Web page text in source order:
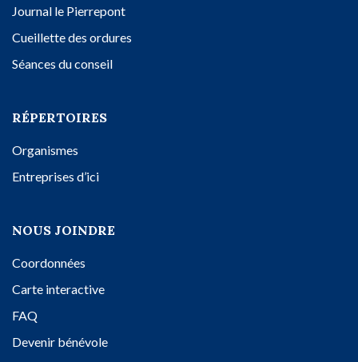
Journal le Pierrepont
Cueillette des ordures
Séances du conseil
RÉPERTOIRES
Organismes
Entreprises d’ici
NOUS JOINDRE
Coordonnées
Carte interactive
FAQ
Devenir bénévole